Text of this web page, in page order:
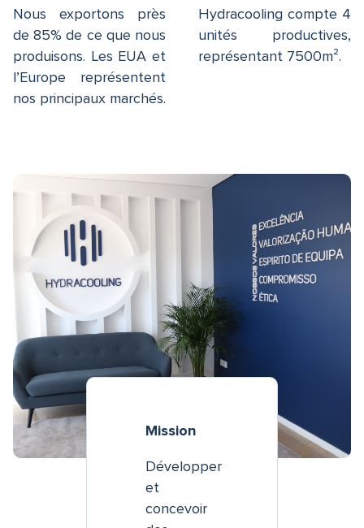
Nous exportons près
de 85% de ce que nous
produisons. Les EUA et
l’Europe représentent
nos principaux marchés.
Hydracooling compte 4
unités productives,
représentant 7500m².
Mission
Développer
et
concevoir